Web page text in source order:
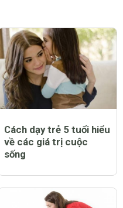
Cách dạy trẻ 5 tuổi hiểu
về các giá trị cuộc
sống